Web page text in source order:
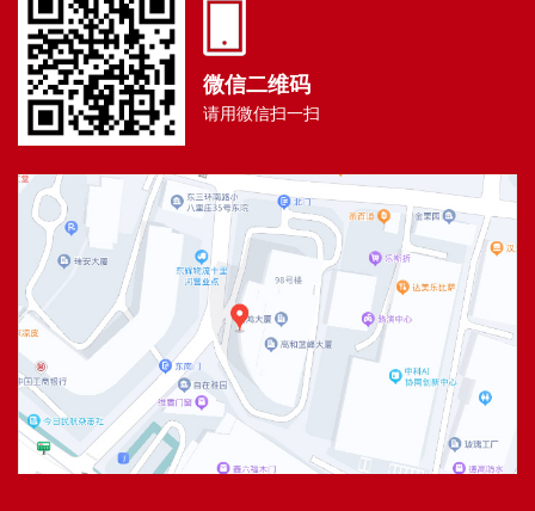
微信二维码
请用微信扫一扫